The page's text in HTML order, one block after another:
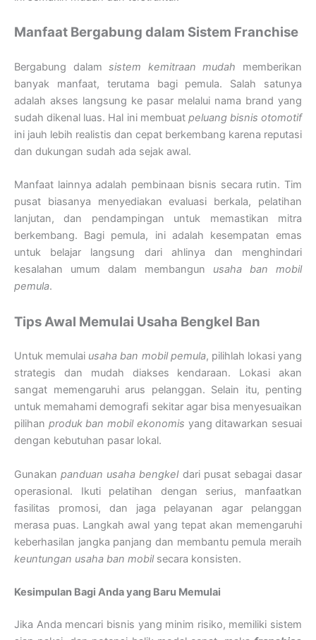
Manfaat Bergabung dalam Sistem Franchise
Bergabung dalamsistem kemitraan mudah memberikan
banyak manfaat, terutama bagi pemula. Salah satunya
adalah akses langsung ke pasar melalui nama brand yang
sudah dikenal luas. Hal ini membuat peluang bisnis otomotif
ini jauh lebih realistis dan cepat berkembang karena reputasi
dan dukungan sudah ada sejak awal.
Manfaat lainnya adalah pembinaan bisnis secara rutin. Tim
pusat biasanya menyediakan evaluasi berkala, pelatihan
lanjutan, dan pendampingan untuk memastikan mitra
berkembang. Bagi pemula, ini adalah kesempatan emas
untuk belajar langsung dari ahlinya dan menghindari
kesalahan umum dalam membangun usaha ban mobil
pemula.
Tips Awal Memulai Usaha Bengkel Ban
Untuk memulai usaha ban mobil pemula, pilihlah lokasi yang
strategis dan mudah diakses kendaraan. Lokasi akan
sangat memengaruhi arus pelanggan. Selain itu, penting
untuk memahami demografi sekitar agar bisa menyesuaikan
pilihan produk ban mobil ekonomis yang ditawarkan sesuai
dengan kebutuhan pasar lokal.
Gunakanpanduan usaha bengkeldari pusat sebagai dasar
operasional. Ikuti pelatihan dengan serius, manfaatkan
fasilitas promosi, dan jaga pelayanan agar pelanggan
merasa puas. Langkah awal yang tepat akan memengaruhi
keberhasilan jangka panjang dan membantu pemula meraih
keuntungan usaha ban mobilsecara konsisten.
Kesimpulan Bagi Anda yang Baru Memulai
Jika Anda mencari bisnis yang minim risiko, memiliki sistem